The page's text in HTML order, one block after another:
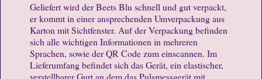
Geliefert wird der Beets Blu schnell und gut verpackt,
er kommt in einer ansprechenden Umverpackung aus
Karton mit Sichtfenster. Auf der Verpackung befinden
sich alle wichtigen Informationen in mehreren
Sprachen, sowie der QR Code zum einscannen. Im
Lieferumfang befindet sich das Gerät, ein elastischer,
verstellbarer Gurt an dem das Pulsmessgerät mit